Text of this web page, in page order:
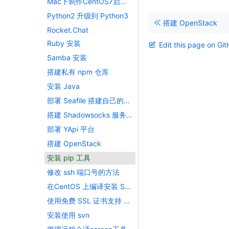
Python2 升级到 Python3
Rocket.Chat
Ruby 安装
Samba 安装
搭建私有 npm 仓库
安装 Java
部署 Seafile 搭建自己的网盘
搭建 Shadowsocks 服务器
部署 YApi 平台
搭建 OpenStack
安装 pip 工具
修改 ssh 端口号的方法
在CentOS 上编译安装 Swift
使用免费 SSL 证书支持 HTTPS 访问
安装使用 svn
搭建 OpenStack
Edit this page on